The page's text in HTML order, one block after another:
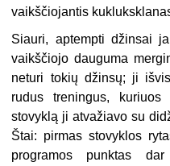
vaikščiojantis
Siauri, aptempti džinsai
vaikščiojo dauguma
neturi tokių džinsų; ji
rudus treningus, kuriuos
stovyklą ji atvažiavo su
Štai: pirmas stovyklos
programos punktas dar